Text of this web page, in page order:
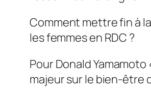
Comment mettre fin à
les femmes en RDC ?
Pour Donald
majeur sur le bien-être